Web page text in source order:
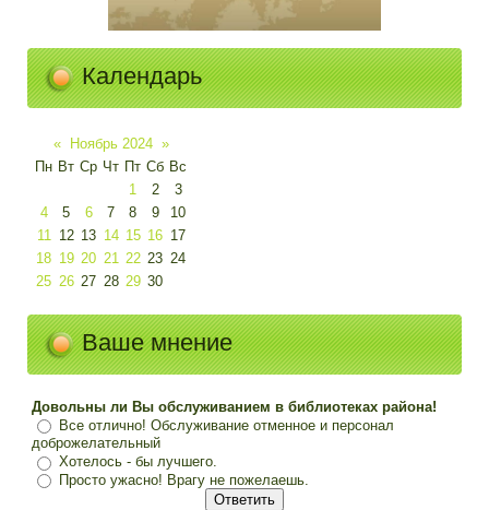
Календарь
« Ноябрь 2024 »
Пн Вт Ср Чт Пт Сб Вс
1
2
3
4
5 6 7 8 9
10
11
12 13 14 15 16 17
18 19 20 21 22 23 24
25 26 27 28 29 30
Ваше мнение
Довольны ли Вы обслуживанием в библиотеках района!
Все отлично! Обслуживание отменное и персонал
доброжелательный
Хотелось - бы лучшего.
Просто ужасно! Врагу не пожелаешь.